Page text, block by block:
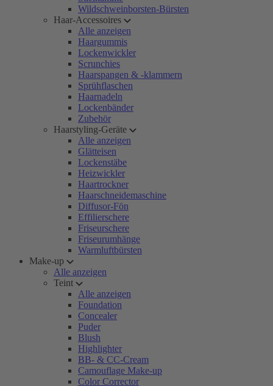
Wildschweinborsten-Bürsten
Haar-Accessoires
Alle anzeigen
Haargummis
Lockenwickler
Scrunchies
Haarspangen & -klammern
Sprühflaschen
Haarnadeln
Lockenbänder
Zubehör
Haarstyling-Geräte
Alle anzeigen
Glätteisen
Lockenstäbe
Heizwickler
Haartrockner
Haarschneidemaschine
Diffusor-Fön
Effilierschere
Friseurschere
Friseurumhänge
Warmluftbürsten
Make-up
Alle anzeigen
Teint
Alle anzeigen
Foundation
Concealer
Puder
Blush
Highlighter
BB- & CC-Cream
Camouflage Make-up
Color Corrector